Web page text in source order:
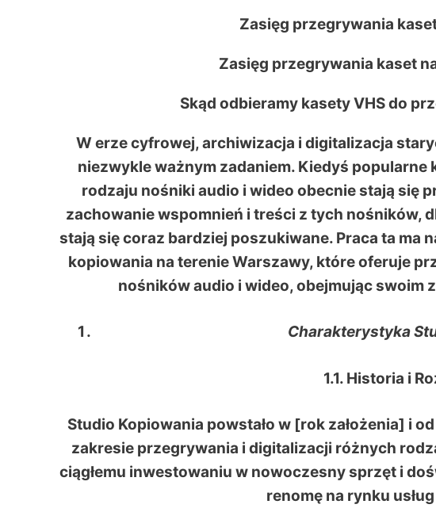
Zasięg przegrywania
Zasięg przegrywania kaset
Skąd odbieramy kasety VHS do
W erze cyfrowej, archiwizacja i digitalizacja
niezwykle ważnym zadaniem. Kiedyś popularne
rodzaju nośniki audio i wideo obecnie stają się
zachowanie wspomnień i treści z tych nośników,
stają się coraz bardziej poszukiwane. Praca ta ma
kopiowania na terenie Warszawy, które oferuje
nośników audio i wideo, obejmując swoim
Charakterystyka
1.1. Historia i
Studio Kopiowania powstało w [rok założenia] i
zakresie przegrywania i digitalizacji różnych
ciągłemu inwestowaniu w nowoczesny sprzęt i
renomę na rynku